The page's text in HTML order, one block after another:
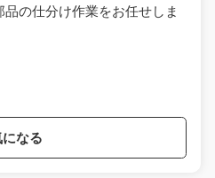
の仕分け作業をお任せしま
になる